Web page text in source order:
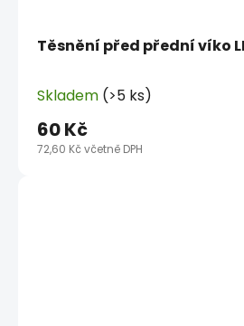
Těsnění před přední víko
Skladem (>5 ks)
72,60 Kč včetně DPH
60 Kč